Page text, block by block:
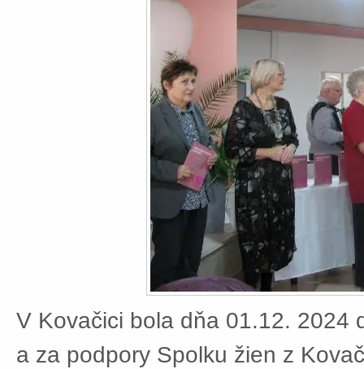
V Kovačici bola dňa 01.12. 2024
a za podpory Spolku žien z